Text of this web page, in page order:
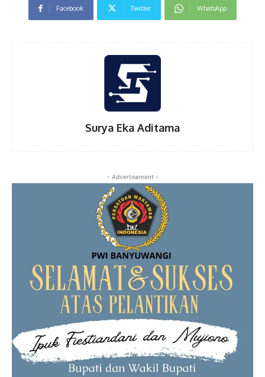
Facebook Twitter WhatsApp
Surya Eka Aditama
- Advertisement -